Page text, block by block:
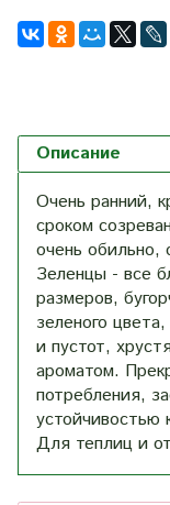
Описание
Очень ранний,
сроком
очень
Зеленцы - все
размеров,
зеленого
и пустот,
ароматом.
потребления,
устойчивостью
Для теплиц и